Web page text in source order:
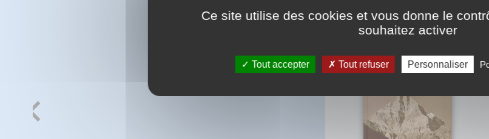
Ce site utilise des cookies et vous donne le
souhaitez activer
Tout accepter Tout refuser Personnaliser